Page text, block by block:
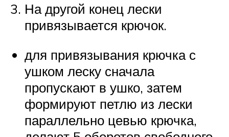
На другой конец лески
привязывается крючок.
для привязывания крючка с
ушком леску сначала
пропускают в ушко, затем
формируют петлю из лески
параллельно цевью крючка,